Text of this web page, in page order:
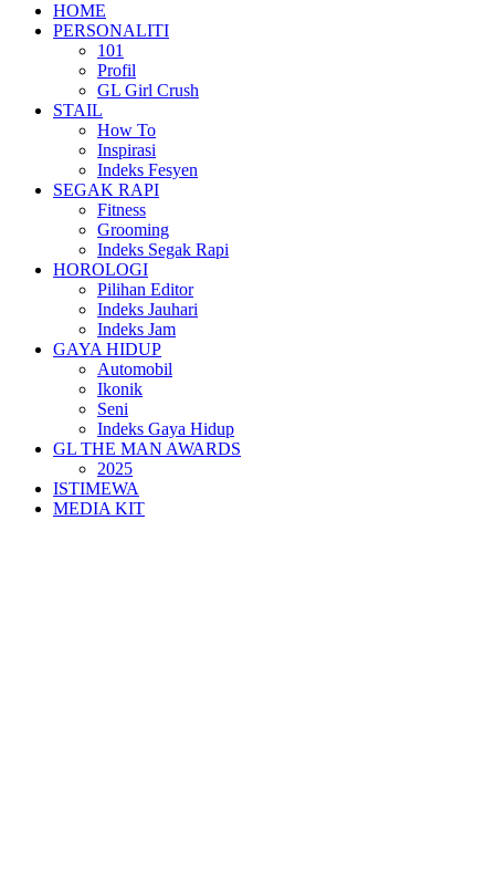
HOME
PERSONALITI
101
Profil
GL Girl Crush
STAIL
How To
Inspirasi
Indeks Fesyen
SEGAK RAPI
Fitness
Grooming
Indeks Segak Rapi
HOROLOGI
Pilihan Editor
Indeks Jauhari
Indeks Jam
GAYA HIDUP
Automobil
Ikonik
Seni
Indeks Gaya Hidup
GL THE MAN AWARDS
2025
ISTIMEWA
MEDIA KIT